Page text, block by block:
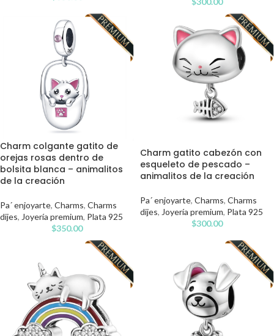
Charm colgante gatito de
orejas rosas dentro de
bolsita blanca – animalitos
de la creación
Pa´ enjoyarte, Charms, Charms
dijes, Joyería premium, Plata 925
$350.00
Charm gatito cabezón con
esqueleto de pescado –
animalitos de la creación
Pa´ enjoyarte, Charms, Charms
dijes, Joyería premium, Plata 925
$300.00